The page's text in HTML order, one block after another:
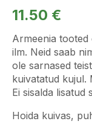
11.50 €
Armeenia
ilm. Neid saab
ole sarnased
kuivatatud kujul.
Ei sisalda lisatud
Hoida kuivas,